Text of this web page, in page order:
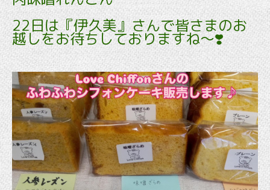
22日は『伊久美』さんで皆さまのお
越しをお待ちしておりますね～❣️